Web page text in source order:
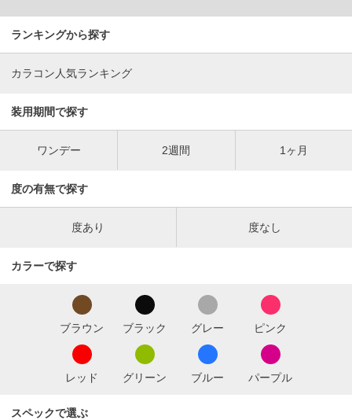
ランキングから探す
カラコン人気ランキング
装用期間で探す
ワンデー 2週間 1ヶ月
度の有無で探す
度あり 度なし
カラーで探す
ブラウン ブラック グレー ピンク
レッド グリーン ブルー パープル
スペックで選ぶ